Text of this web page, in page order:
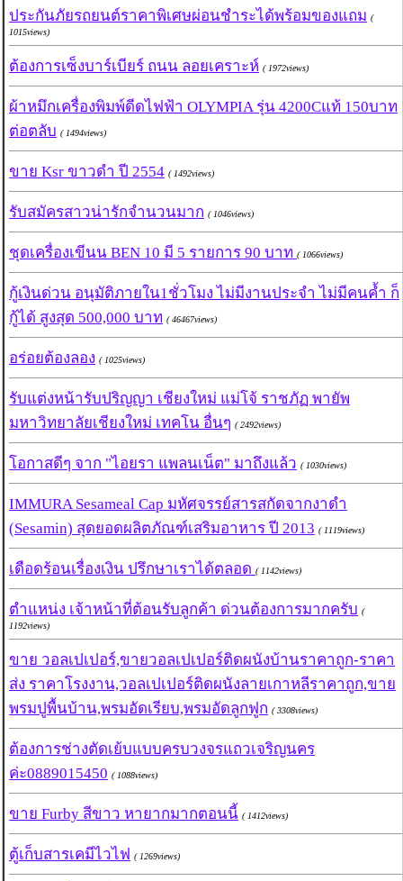
ประกันภัยรถยนต์ราคาพิเศษผ่อนชำระได้พร้อมของแถม (
1015views)
ต้องการเซ็งบาร์เบียร์ ถนน ลอยเคราะห์ ( 1972views)
ผ้าหมึกเครื่องพิมพ์ดีดไฟฟ้า OLYMPIA รุ่น 4200Cแท้ 150บาท
ต่อตลับ ( 1494views)
ขาย Ksr ขาวดำ ปี 2554 ( 1492views)
รับสมัครสาวน่ารักจำนวนมาก ( 1046views)
ชุดเครื่องเขีนน BEN 10 มี 5 รายการ 90 บาท ( 1066views)
กู้เงินด่วน อนุมัติภายใน1ชั่วโมง ไม่มีงานประจำ ไม่มีคนค้ำ ก็
กู้ได้ สูงสุด 500,000 บาท ( 46467views)
อร่อยต้องลอง ( 1025views)
รับแต่งหน้ารับปริญญา เชียงใหม่ แม่โจ้ ราชภัฏ พายัพ
มหาวิทยาลัยเชียงใหม่ เทคโน อื่นๆ ( 2492views)
โอกาสดีๆ จาก "ไอยรา แพลนเน็ต" มาถึงแล้ว ( 1030views)
IMMURA Sesameal Cap มหัศจรรย์สารสกัดจากงาดำ
(Sesamin) สุดยอดผลิตภัณฑ์เสริมอาหาร ปี 2013 ( 1119views)
เดือดร้อนเรื่องเงิน ปรึกษาเราได้ตลอด ( 1142views)
ตำแหน่ง เจ้าหน้าที่ต้อนรับลูกค้า ด่วนต้องการมากครับ (
1192views)
ขาย วอลเปเปอร์,ขายวอลเปเปอร์ติดผนังบ้านราคาถูก-ราคา
ส่ง ราคาโรงงาน,วอลเปเปอร์ติดผนังลายเกาหลีราคาถูก,ขาย
พรมปูพื้นบ้าน,พรมอัดเรียบ,พรมอัดลูกฟูก ( 3308views)
ต้องการช่างตัดเย้บแบบครบวงจรแถวเจริญนคร
ค่ะ0889015450 ( 1088views)
ขาย Furby สีขาว หายากมากตอนนี้ ( 1412views)
ตู้เก็บสารเคมีไวไฟ ( 1269views)